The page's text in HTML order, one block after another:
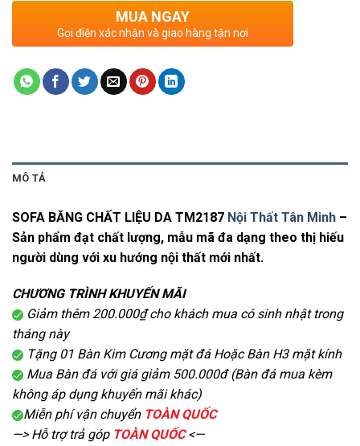
MUA NGAY
Gọi điện xác nhận và giao hàng tận nơi
MÔ TẢ
SOFA BĂNG CHẤT LIỆU DA TM2187 Nội Thất Tân Minh –
Sản phẩm đạt chất lượng, mẫu mã đa dạng theo thị hiếu
người dùng với xu hướng nội thất mới nhất.
CHƯƠNG TRÌNH KHUYẾN MÃI
Giảm thêm 200.000₫ cho khách mua có sinh nhật trong
tháng này
Tặng 01 Bàn Kim Cương mặt đá Hoặc Bàn H3 mặt kính
Mua Bàn đá với giá giảm 500.000đ (Bàn đá mua kèm
không áp dụng khuyến mãi khác)
Miễn phí vận chuyển TOÀN QUỐC
—> Hỗ trợ trả góp TOÀN QUỐC<—